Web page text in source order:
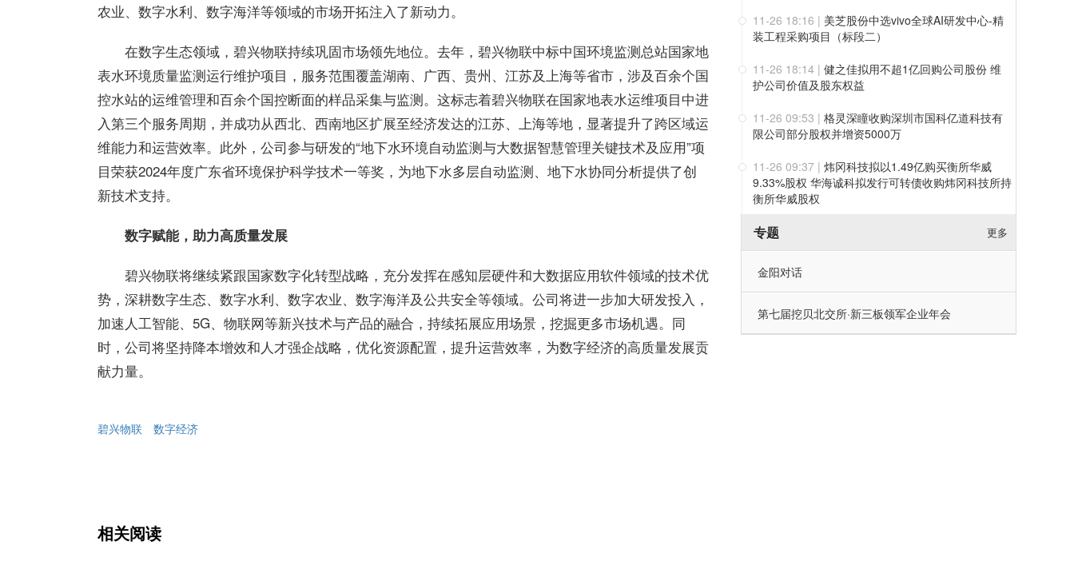
农业、数字水利、数字海洋等领域的市场开拓注入了新动力。
在数字生态领域，碧兴物联持续巩固市场领先地位。去年，碧兴物联中标中国环境监测总站国家地
表水环境质量监测运行维护项目，服务范围覆盖湖南、广西、贵州、江苏及上海等省市，涉及百余个国
控水站的运维管理和百余个国控断面的样品采集与监测。这标志着碧兴物联在国家地表水运维项目中进
入第三个服务周期，并成功从西北、西南地区扩展至经济发达的江苏、上海等地，显著提升了跨区域运
维能力和运营效率。此外，公司参与研发的“地下水环境自动监测与大数据智慧管理关键技术及应用”项
目荣获2024年度广东省环境保护科学技术一等奖，为地下水多层自动监测、地下水协同分析提供了创
新技术支持。
数字赋能，助力高质量发展
碧兴物联将继续紧跟国家数字化转型战略，充分发挥在感知层硬件和大数据应用软件领域的技术优
势，深耕数字生态、数字水利、数字农业、数字海洋及公共安全等领域。公司将进一步加大研发投入，
加速人工智能、5G、物联网等新兴技术与产品的融合，持续拓展应用场景，挖掘更多市场机遇。同
时，公司将坚持降本增效和人才强企战略，优化资源配置，提升运营效率，为数字经济的高质量发展贡
献力量。
碧兴物联 数字经济
相关阅读
11-26 18:16 | 美芝股份中选vivo全球AI研发中心-精
装工程采购项目（标段二）
11-26 18:14 | 健之佳拟用不超1亿回购公司股份 维
护公司价值及股东权益
11-26 09:53 | 格灵深瞳收购深圳市国科亿道科技有
限公司部分股权并增资5000万
11-26 09:37 | 炜冈科技拟以1.49亿购买衡所华威
9.33%股权 华海诚科拟发行可转债收购炜冈科技所持
衡所华威股权
专题 更多
金阳对话
第七届挖贝北交所·新三板领军企业年会